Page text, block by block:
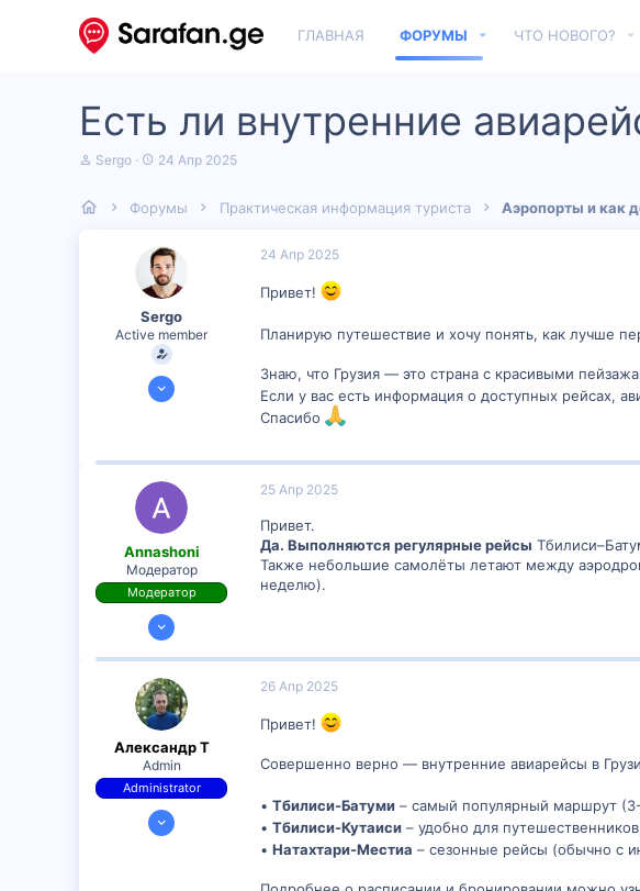
ГЛАВНАЯ ФОРУМЫ ЧТО НОВОГО?
Есть ли внутренние
А
о
Sergo
Д
а
а
ч
а
л
а
24 Апр 2025
Форумы Практическая информация туриста Аэропорты и как
Sergo
Active member
22 Июн 2023
28
24 Апр 2025
Привет!
Планирую путешествие и хочу понять, как лучше
Знаю, что Грузия — это страна с красивыми
Если у вас есть информация о доступных рейсах,
Спасибо
Annashoni
Модератор
Модератор
1 Ноя 2023
25 Апр 2025
Привет.
Да. Выполняются регулярные рейсы
Также небольшие самолёты летают между
неделю).
Александр Т
Admin
Administrator
3 Апр 2025
26 Апр 2025
Привет!
Совершенно верно — внутренние авиарейсы в
• Тбилиси-Батуми – самый популярный маршрут
• Тбилиси-Кутаиси – удобно для
• Натахтари-Местиа – сезонные рейсы (обычно с